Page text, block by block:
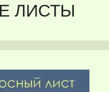
ЛИСТЫ